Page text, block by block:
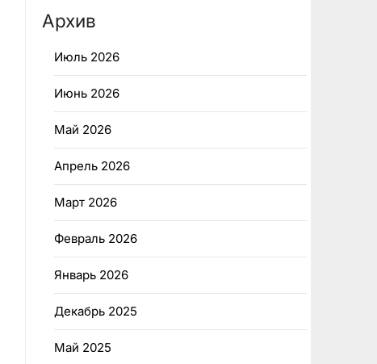
Архив
Июль 2026
Июнь 2026
Май 2026
Апрель 2026
Март 2026
Февраль 2026
Январь 2026
Декабрь 2025
Май 2025